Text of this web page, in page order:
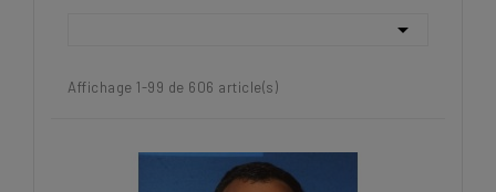

Affichage 1-99 de 606 article(s)